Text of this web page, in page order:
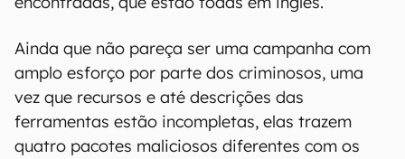
Ainda que não pareça ser uma campanha com
amplo esforço por parte dos criminosos, uma
vez que recursos e até descrições das
ferramentas estão incompletas, elas trazem
quatro pacotes maliciosos diferentes com os